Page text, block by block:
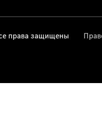
права защищены